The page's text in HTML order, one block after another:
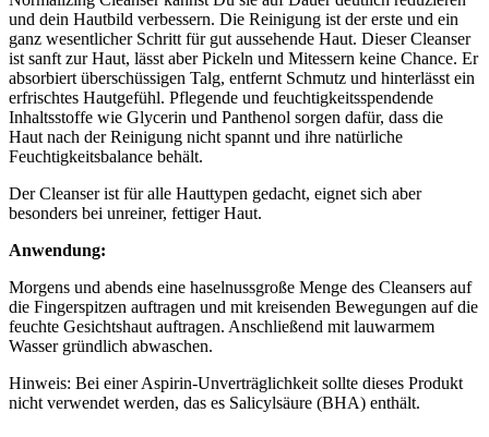
und dein Hautbild verbessern. Die Reinigung ist der erste und ein
ganz wesentlicher Schritt für gut aussehende Haut. Dieser Cleanser
ist sanft zur Haut, lässt aber Pickeln und Mitessern keine Chance. Er
absorbiert überschüssigen Talg, entfernt Schmutz und hinterlässt ein
erfrischtes Hautgefühl. Pflegende und feuchtigkeitsspendende
Inhaltsstoffe wie Glycerin und Panthenol sorgen dafür, dass die
Haut nach der Reinigung nicht spannt und ihre natürliche
Feuchtigkeitsbalance behält.
Der Cleanser ist für alle Hauttypen gedacht, eignet sich aber
besonders bei unreiner, fettiger Haut.
Anwendung:
Morgens und abends eine haselnussgroße Menge des Cleansers auf
die Fingerspitzen auftragen und mit kreisenden Bewegungen auf die
feuchte Gesichtshaut auftragen. Anschließend mit lauwarmem
Wasser gründlich abwaschen.
Hinweis: Bei einer Aspirin-Unverträglichkeit sollte dieses Produkt
nicht verwendet werden, das es Salicylsäure (BHA) enthält.